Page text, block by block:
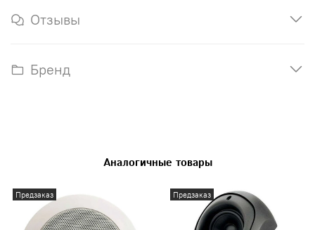
Отзывы
Бренд
Аналогичные товары
Предзаказ Предзаказ